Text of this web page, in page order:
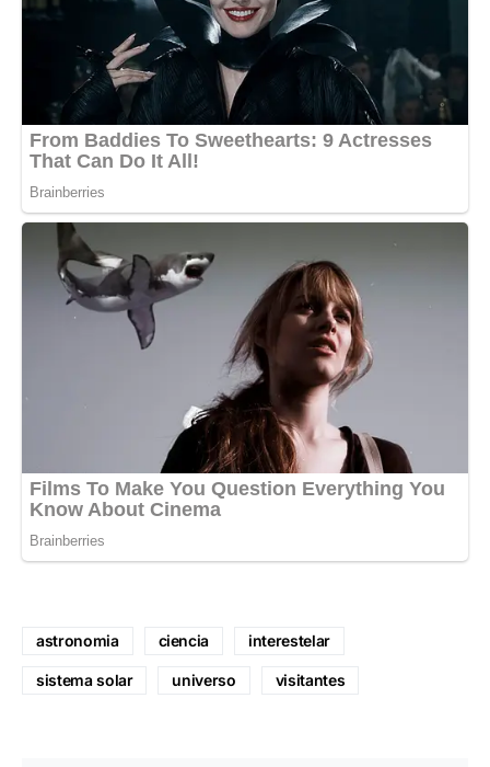
astronomia ciencia interestelar
sistema solar universo visitantes